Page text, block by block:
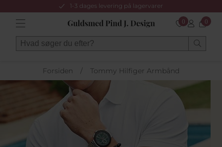
1-3 dages levering på lagervarer
0 0
Forsiden / Tommy Hilfiger Armbånd